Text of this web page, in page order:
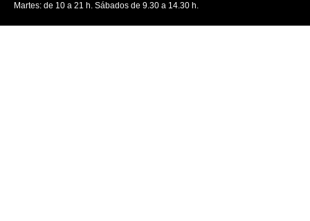
Martes: de 10 a 21 h. Sábados de 9.30 a 14.30 h.